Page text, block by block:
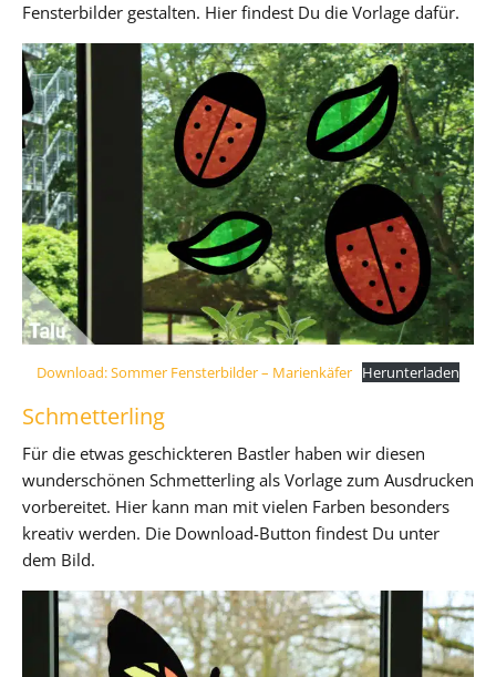
Fensterbilder gestalten. Hier findest Du die Vorlage dafür.
Download: Sommer Fensterbilder – Marienkäfer Herunterladen
Schmetterling
Für die etwas geschickteren Bastler haben wir diesen
wunderschönen Schmetterling als Vorlage zum Ausdrucken
vorbereitet. Hier kann man mit vielen Farben besonders
kreativ werden. Die Download-Button findest Du unter
dem Bild.